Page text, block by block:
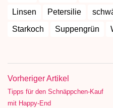
Linsen
Petersilie
Starkoch
Suppengrün
Vorheriger Artikel
Tipps für den Schnäppchen-Kauf
mit Happy-End